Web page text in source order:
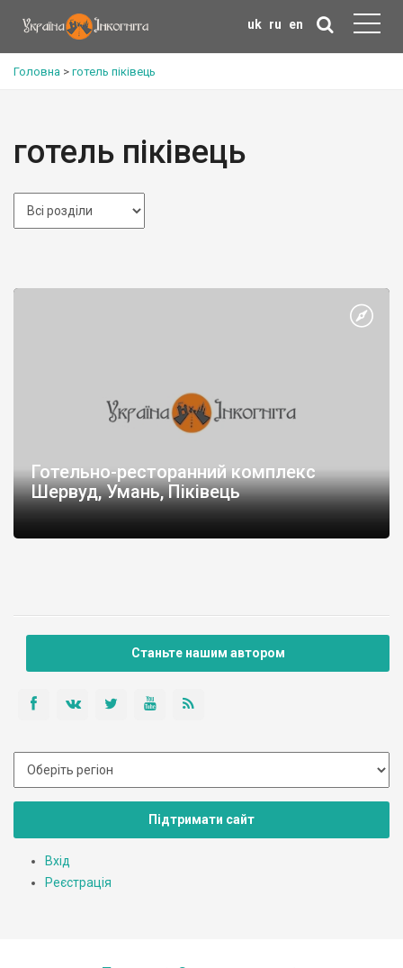
uk ru en
Головна > готель піківець
готель піківець
Готельно-ресторанний комплекс
Шервуд, Умань, Піківець
Станьте нашим автором
Підтримати сайт
Вхід
Реєстрація